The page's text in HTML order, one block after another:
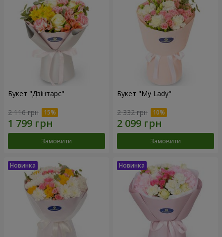
Букет "Дзінтарс"
2 116 грн
Замовити
Букет "My Lady"
2 332 грн
Замовити